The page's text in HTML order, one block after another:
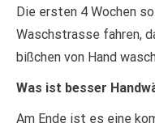
Die ersten 4 Wochen
Waschstrasse fahren,
bißchen von Hand
Was ist besser
Am Ende ist es eine